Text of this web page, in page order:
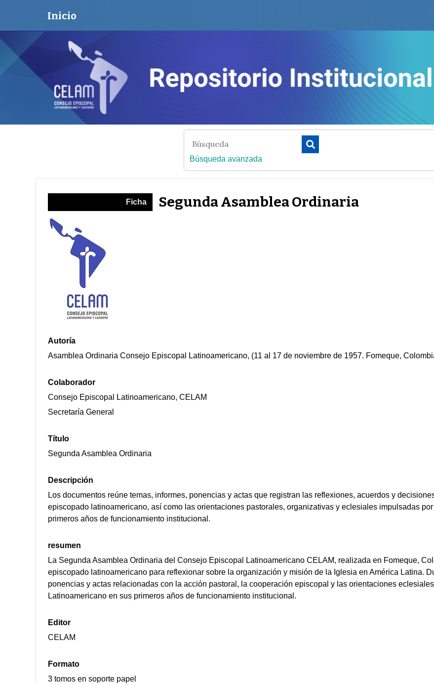
Inicio
Búsqueda avanzada
Segunda Asamblea Ordinaria
Ficha
Autoría
Asamblea Ordinaria Consejo Episcopal Latinoamericano, (11 al 17 de noviembre de 1957. Fomeque,
Colaborador
Consejo Episcopal Latinoamericano, CELAM
Secretaría General
Título
Segunda Asamblea Ordinaria
Descripción
Los documentos reúne temas, informes, ponencias y actas que registran las reflexiones, acuerdos y
episcopado latinoamericano, así como las orientaciones pastorales, organizativas y eclesiales impulsadas
primeros años de funcionamiento institucional.
resumen
La Segunda Asamblea Ordinaria del Consejo Episcopal Latinoamericano CELAM, realizada en Fomeque,
episcopado latinoamericano para reflexionar sobre la organización y misión de la Iglesia en América Latina.
ponencias y actas relacionadas con la acción pastoral, la cooperación episcopal y las orientaciones
Latinoamericano en sus primeros años de funcionamiento institucional.
Editor
CELAM
Formato
3 tomos en soporte papel